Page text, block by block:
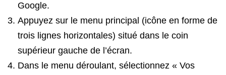
Google.
Appuyez sur le menu principal (icône en forme de
trois lignes horizontales) situé dans le coin
supérieur gauche de l’écran.
Dans le menu déroulant, sélectionnez « Vos